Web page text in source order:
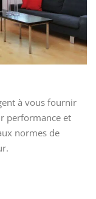
à vous fournir
performance et
normes de